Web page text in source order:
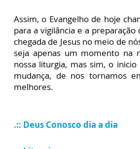
Assim, o Evangelho de hoje
para a vigilância e a preparação
chegada de Jesus no meio de
seja apenas um momento na
nossa liturgia, mas sim, o
mudança, de nos tornamos
melhores.
.:: Deus Conosco dia a dia